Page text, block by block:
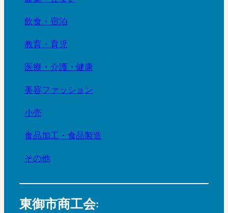
飲食・宿泊
教育・育児
医療・介護・健康
美容ファッション
小売
食品加工・食品製造
その他
東御市商工会: